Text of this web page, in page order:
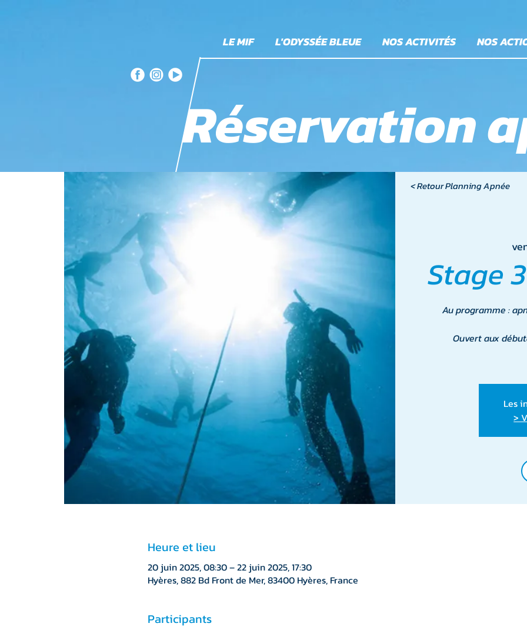
LE MIF L'ODYSSÉE BLEUE NOS ACTIVITÉS NOS
Réservation
Stage
Au programme :
Ouvert aux
Les
>
Heure et lieu
20 juin 2025, 08:30 – 22 juin 2025, 17:30
Hyères, 882 Bd Front de Mer, 83400 Hyères, France
Participants
< Retour Planning Apnée